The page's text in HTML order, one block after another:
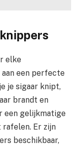
elke
een perfecte
je sigaar knipt,
brandt en
een gelijkmatige
rafelen. Er zijn
beschikbaar,